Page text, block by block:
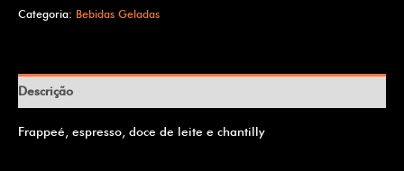
Categoria: Bebidas Geladas
Descrição
Frappeé, espresso, doce de leite e chantilly